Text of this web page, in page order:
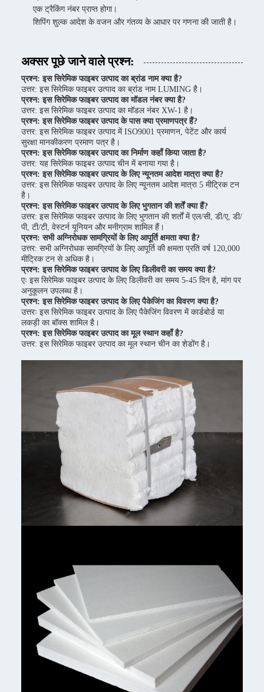
एक ट्रैकिंग नंबर प्राप्त होगा।
शिपिंग शुल्क आदेश के वजन और गंतव्य के आधार पर गणना की जाती है।
अक्सर पूछे जाने वाले प्रश्न:
प्रश्न: इस सिरेमिक फाइबर उत्पाद का ब्रांड नाम क्या है?
उत्तर: इस सिरेमिक फाइबर उत्पाद का ब्रांड नाम LUMING है।
प्रश्न: इस सिरेमिक फाइबर उत्पाद का मॉडल नंबर क्या है?
उत्तर: इस सिरेमिक फाइबर उत्पाद का मॉडल नंबर XW-1 है।
प्रश्न: इस सिरेमिक फाइबर उत्पाद के पास क्या प्रमाणपत्र हैं?
उत्तर: इस सिरेमिक फाइबर उत्पाद में ISO9001 प्रमाणन, पेटेंट और कार्य
सुरक्षा मानकीकरण प्रमाण पत्र है।
प्रश्न: इस सिरेमिक फाइबर उत्पाद का निर्माण कहाँ किया जाता है?
उत्तर: यह सिरेमिक फाइबर उत्पाद चीन में बनाया गया है।
प्रश्न: इस सिरेमिक फाइबर उत्पाद के लिए न्यूनतम आदेश मात्रा क्या है?
उत्तर: इस सिरेमिक फाइबर उत्पाद के लिए न्यूनतम आदेश मात्रा 5 मीट्रिक टन
है।
प्रश्न: इस सिरेमिक फाइबर उत्पाद के लिए भुगतान की शर्तें क्या हैं?
उत्तर: इस सिरेमिक फाइबर उत्पाद के लिए भुगतान की शर्तों में एल/सी, डी/ए, डी/
पी, टी/टी, वेस्टर्न यूनियन और मनीग्राम शामिल हैं।
प्रश्न: सभी अग्निरोधक सामग्रियों के लिए आपूर्ति क्षमता क्या है?
उत्तर: सभी अग्निरोधक सामग्रियों के लिए आपूर्ति की क्षमता प्रति वर्ष 120,000
मीट्रिक टन से अधिक है।
प्रश्न: इस सिरेमिक फाइबर उत्पाद के लिए डिलीवरी का समय क्या है?
एः इस सिरेमिक फाइबर उत्पाद के लिए डिलीवरी का समय 5-45 दिन है, मांग पर
अनुकूलन उपलब्ध है।
प्रश्न: इस सिरेमिक फाइबर उत्पाद के लिए पैकेजिंग का विवरण क्या है?
उत्तरः इस सिरेमिक फाइबर उत्पाद के लिए पैकेजिंग विवरण में कार्डबोर्ड या
लकड़ी का बॉक्स शामिल है।
प्रश्न: इस सिरेमिक फाइबर उत्पाद का मूल स्थान कहाँ है?
उत्तर: इस सिरेमिक फाइबर उत्पाद का मूल स्थान चीन का शेडोंग है।